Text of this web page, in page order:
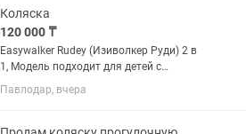
Коляска
120 000 ₸
Easywalker Rudey (Изиволкер Руди) 2 в
1, Модель подходит для детей с
рождения до 4 лет, максимальный вес
— 22 кг. Коляску можно использовать с
состояние отличное 👍🏼...
Павлодар, вчера